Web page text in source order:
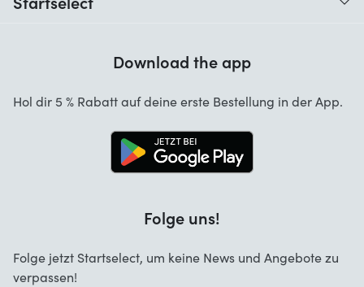
Startselect App
Download the app
Hol dir 5 % Rabatt auf deine erste Bestellung in der App.
Folge uns!
Folge jetzt Startselect, um keine News und Angebote zu
verpassen!